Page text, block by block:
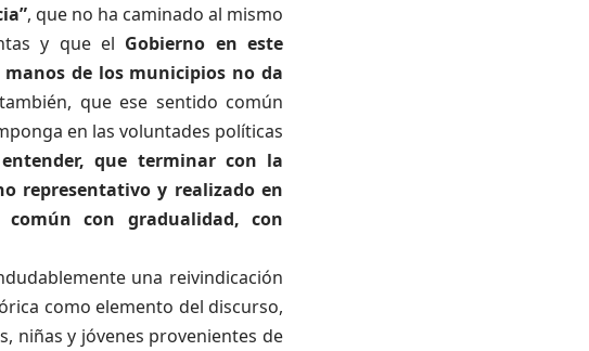
, que no ha caminado al mismo
y que el Gobierno en este
de los municipios no da
que ese sentido común
en las voluntades políticas
que terminar con la
representativo y realizado en
con gradualidad, con
una reivindicación
como elemento del discurso,
niñas y jóvenes provenientes de